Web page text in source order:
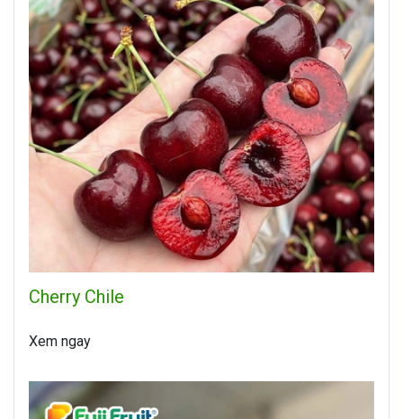
Cherry Chile
Xem ngay